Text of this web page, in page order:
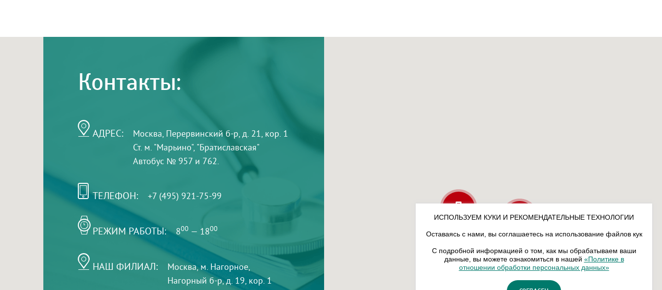
Контакты:
АДРЕС:
Москва, Перервинский б-р, д. 21, кор. 1
Ст. м. "Марьино", "Братиславская"
Автобус № 957 и 762.
ТЕЛЕФОН: +7 (495) 921-75-99
РЕЖИМ РАБОТЫ: 800 — 1800
НАШ ФИЛИАЛ:
Москва, м. Нагорное,
Нагорный б-р, д. 19, кор. 1
ИСПОЛЬЗУЕМ КУКИ И РЕКОМЕНДАТЕЛЬНЫЕ ТЕХНОЛОГИИ
Оставаясь с нами, вы соглашаетесь на использование файлов кук
С подробной информацией о том, как мы обрабатываем ваши
данные, вы можете ознакомиться в нашей «Политике в
отношении обработки персональных данных»